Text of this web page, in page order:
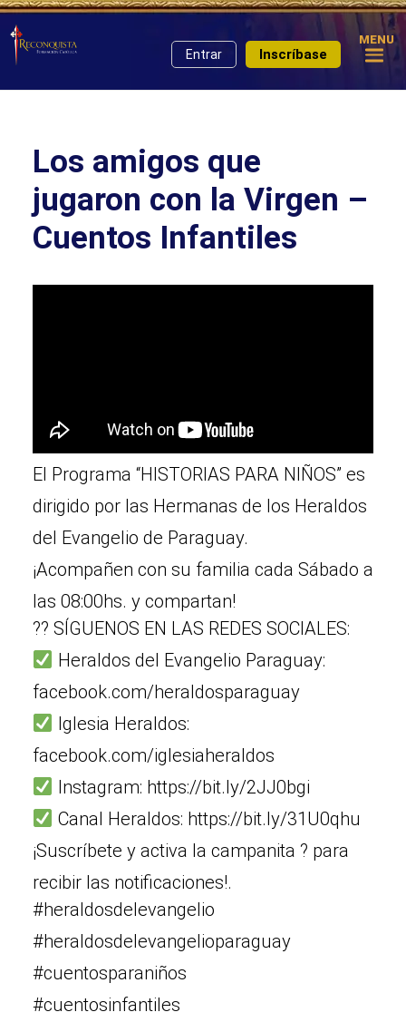
Entrar Inscríbase
MENU
Los amigos que
jugaron con la Virgen –
Cuentos Infantiles
El Programa “HISTORIAS PARA NIÑOS” es
dirigido por las Hermanas de los Heraldos
del Evangelio de Paraguay.
¡Acompañen con su familia cada Sábado a
las 08:00hs. y compartan!
?? SÍGUENOS EN LAS REDES SOCIALES:
Heraldos del Evangelio Paraguay:
facebook.com/heraldosparaguay
Iglesia Heraldos:
facebook.com/iglesiaheraldos
Instagram: https://bit.ly/2JJ0bgi
Canal Heraldos: https://bit.ly/31U0qhu
¡Suscríbete y activa la campanita ? para
recibir las notificaciones!.
#heraldosdelevangelio
#heraldosdelevangelioparaguay
#cuentosparaniños
#cuentosinfantiles